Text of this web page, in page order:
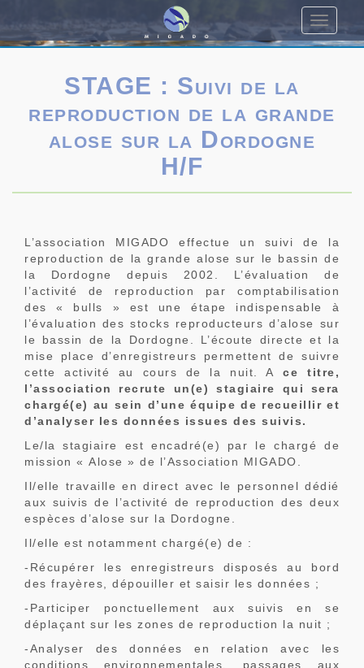
Toggle
STAGE : Suivi de la
reproduction de la grande
alose sur la Dordogne
H/F
L’association MIGADO effectue un suivi de la
reproduction de la grande alose sur le bassin de
la Dordogne depuis 2002. L’évaluation de
l’activité de reproduction par comptabilisation
des « bulls » est une étape indispensable à
l’évaluation des stocks reproducteurs d’alose sur
le bassin de la Dordogne. L’écoute directe et la
mise place d’enregistreurs permettent de suivre
cette activité au cours de la nuit. A
ce titre,
l’association recrute un(e) stagiaire qui sera
chargé(e) au sein d’une équipe de recueillir et
d’analyser les données issues des suivis.
Le/la stagiaire est encadré(e) par le chargé de
mission « Alose » de l’Association MIGADO.
Il/elle travaille en direct avec le personnel dédié
aux suivis de l’activité de reproduction des deux
espèces d’alose sur la Dordogne.
Il/elle est notamment chargé(e) de :
-Récupérer les enregistreurs disposés au bord
des frayères, dépouiller et saisir les données ;
-Participer ponctuellement aux suivis en se
déplaçant sur les zones de reproduction la nuit ;
-Analyser des données en relation avec les
conditions environnementales, passages aux